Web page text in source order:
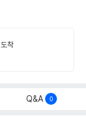
착
Q&A 0